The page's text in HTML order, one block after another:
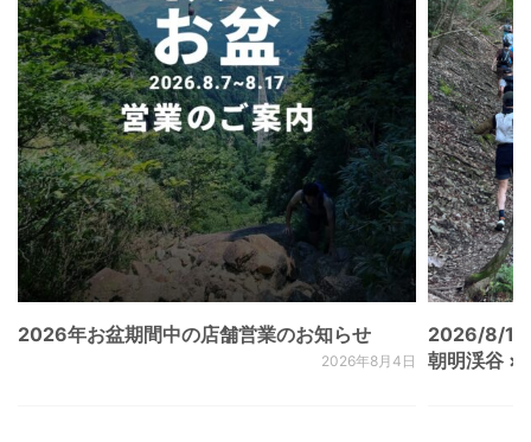
2026年お盆期間中の店舗営業のお知らせ
2026年8月4日
2026/8/
朝明渓谷 ×